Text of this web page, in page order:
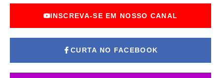
INSCREVA-SE EM NOSSO CANAL
CURTA NO FACEBOOK